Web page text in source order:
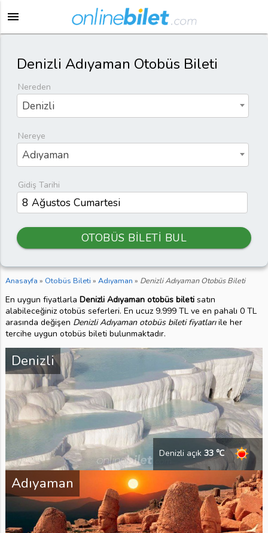
menu
Denizli Adıyaman Otobüs Bileti
Nereden
Denizli
Nereye
Adıyaman
Gidiş Tarihi
OTOBÜS BİLETİ BUL
Anasayfa » Otobüs Bileti » Adıyaman » Denizli Adıyaman Otobüs Bileti
En uygun fiyatlarla Denizli Adıyaman otobüs biletisatın
alabileceğiniz otobüs seferleri. En ucuz 9.999 TL ve en pahalı 0 TL
arasında değişen Denizli Adıyaman otobüs bileti fiyatlarıile her
tercihe uygun otobüs bileti bulunmaktadır.
Denizli
Denizli açık33 ℃
Adıyaman